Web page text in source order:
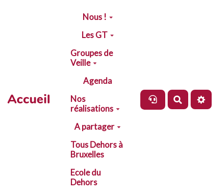
Aller au contenu principal
Accueil
Nous !
Les GT
Groupes de
Veille
Agenda
Nos
réalisations
A partager
Tous Dehors à
Bruxelles
Ecole du
Dehors